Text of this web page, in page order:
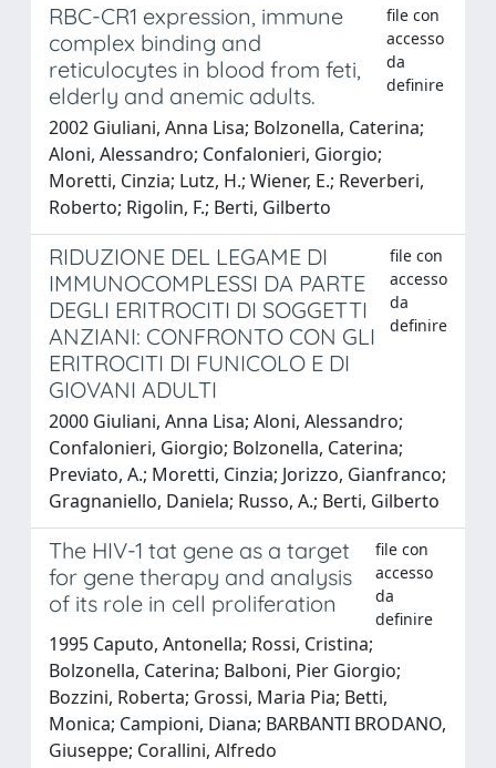
RBC-CR1 expression, immune
complex binding and
reticulocytes in blood from feti,
elderly and anemic adults.
file con
accesso
da
definire
2002 Giuliani, Anna Lisa; Bolzonella, Caterina;
Aloni, Alessandro; Confalonieri, Giorgio;
Moretti, Cinzia; Lutz, H.; Wiener, E.; Reverberi,
Roberto; Rigolin, F.; Berti, Gilberto
RIDUZIONE DEL LEGAME DI
IMMUNOCOMPLESSI DA PARTE
DEGLI ERITROCITI DI SOGGETTI
ANZIANI: CONFRONTO CON GLI
ERITROCITI DI FUNICOLO E DI
GIOVANI ADULTI
file con
accesso
da
definire
2000 Giuliani, Anna Lisa; Aloni, Alessandro;
Confalonieri, Giorgio; Bolzonella, Caterina;
Previato, A.; Moretti, Cinzia; Jorizzo, Gianfranco;
Gragnaniello, Daniela; Russo, A.; Berti, Gilberto
The HIV-1 tat gene as a target
for gene therapy and analysis
of its role in cell proliferation
file con
accesso
da
definire
1995 Caputo, Antonella; Rossi, Cristina;
Bolzonella, Caterina; Balboni, Pier Giorgio;
Bozzini, Roberta; Grossi, Maria Pia; Betti,
Monica; Campioni, Diana; BARBANTI BRODANO,
Giuseppe; Corallini, Alfredo